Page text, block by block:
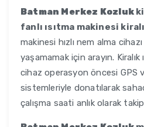
Batman Merkez Kozluk
fanlı ısıtma makinesi
makinesi hızlı nem alma
yaşamamak için arayın. Kiralık
cihaz operasyon öncesi GPS
sistemleriyle donatılarak
çalışma saati anlık olarak